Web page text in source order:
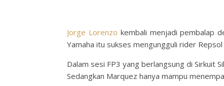
Jorge Lorenzo kembali menjadi pembalap
Yamaha itu sukses mengungguli rider
Dalam sesi FP3 yang berlangsung di Sirkuit
Sedangkan Marquez hanya mampu